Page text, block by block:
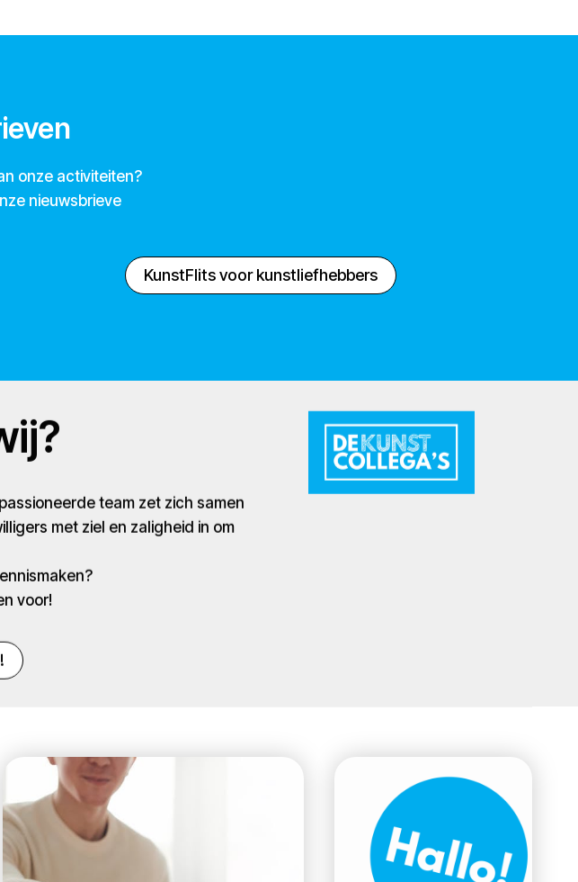
onze activiteiten?
nieuwsbrieve
KunstFlits voor kunstliefhebbers
team zet zich samen
met ziel en zaligheid in om
voor!